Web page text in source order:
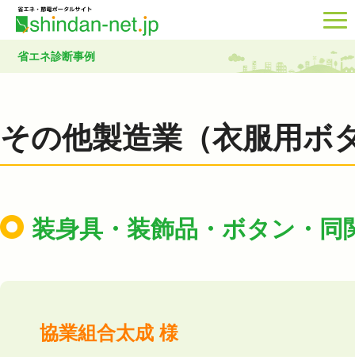
省エネ診断事例
その他製造業（衣服用ボ
装身具・装飾品・ボタン・同
協業組合太成 様